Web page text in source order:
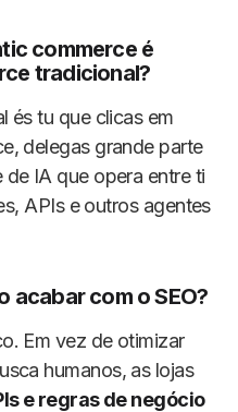
commerce é
tradicional?
és tu que clicas em
delegas grande parte
IA que opera entre ti
APIs e outros agentes
acabar com o SEO?
Em vez de otimizar
humanos, as lojas
e regras de negócio